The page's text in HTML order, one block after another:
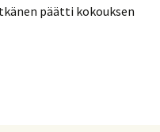
päätti kokouksen